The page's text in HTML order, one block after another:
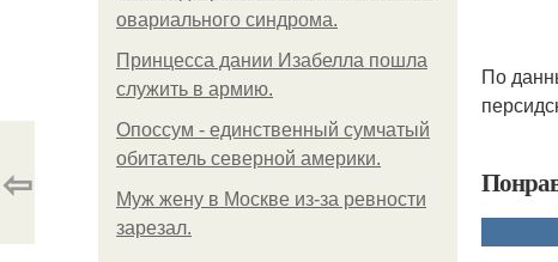
овариального синдрома.
Принцесса дании Изабелла пошла
служить в армию.
Опоссум - единственный сумчатый
обитатель северной америки.
Mуж жену в Москве из-за ревности
зарезал.
По
⇦